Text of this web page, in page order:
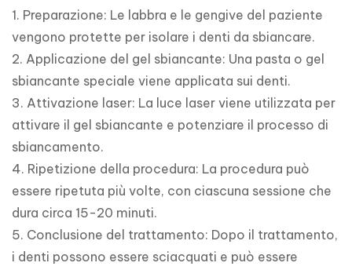
1. Preparazione: Le labbra e le gengive del paziente
vengono protette per isolare i denti da sbiancare.
2. Applicazione del gel sbiancante: Una pasta o gel
sbiancante speciale viene applicata sui denti.
3. Attivazione laser: La luce laser viene utilizzata per
attivare il gel sbiancante e potenziare il processo di
sbiancamento.
4. Ripetizione della procedura: La procedura può
essere ripetuta più volte, con ciascuna sessione che
dura circa 15-20 minuti.
5. Conclusione del trattamento: Dopo il trattamento,
i denti possono essere sciacquati e può essere